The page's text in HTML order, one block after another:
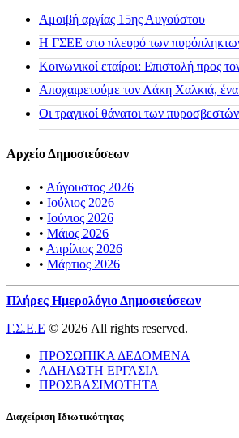
Αμοιβή αργίας 15ης Αυγούστου
H ΓΣΕΕ στο πλευρό των
Κοινωνικοί εταίροι: Επιστολή προς
Αποχαιρετούμε τον Λάκη Χαλκιά,
Οι τραγικοί θάνατοι των
Αρχείο Δημοσιεύσεων
• Αύγουστος 2026
• Ιούλιος 2026
• Ιούνιος 2026
• Μάιος 2026
• Απρίλιος 2026
• Μάρτιος 2026
Πλήρες Ημερολόγιο Δημοσιεύσεων
Γ.Σ.Ε.Ε © 2026 All rights reserved.
ΠΡΟΣΩΠΙΚΑ ΔΕΔΟΜΕΝΑ
ΑΔΗΛΩΤΗ ΕΡΓΑΣΙΑ
ΠΡΟΣΒΑΣΙΜΟΤΗΤΑ
Διαχείριση Ιδιωτικότητας